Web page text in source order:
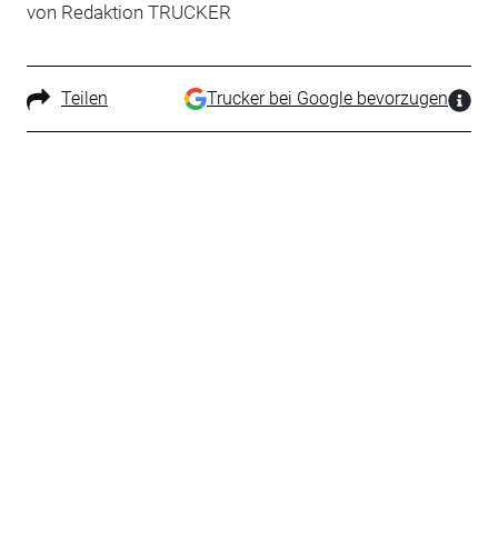
von Redaktion TRUCKER
Teilen Trucker bei Google bevorzugen